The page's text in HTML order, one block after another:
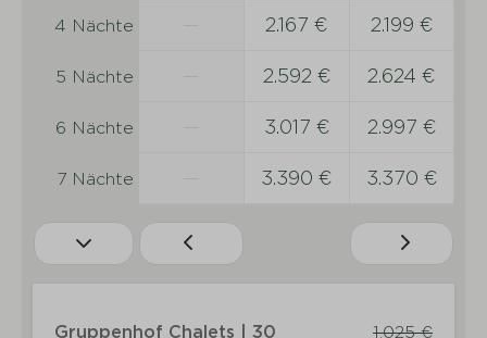
4 Nächte 2.167 € 2.199 €
5 Nächte 2.592 € 2.624 €
6 Nächte 3.017 € 2.997 €
7 Nächte 3.390 € 3.370 €
1.025 €
Gruppenhof Chalets | 30